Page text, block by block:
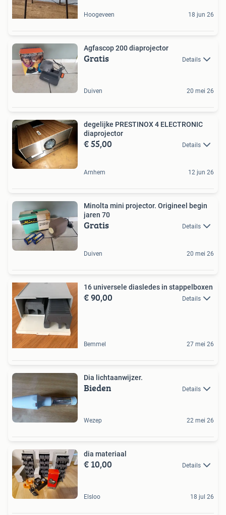
Hoogeveen 18 jun 26
Agfascop 200 diaprojector
Gratis Details
Duiven 20 mei 26
degelijke PRESTINOX 4 ELECTRONIC
diaprojector
€ 55,00 Details
Arnhem 12 jun 26
Minolta mini projector. Origineel begin
jaren 70
Gratis Details
Duiven 20 mei 26
16 universele diasledes in stappelboxen
€ 90,00 Details
Bemmel 27 mei 26
Dia lichtaanwijzer.
Bieden Details
Wezep 22 mei 26
dia materiaal
€ 10,00 Details
Elsloo 18 jul 26